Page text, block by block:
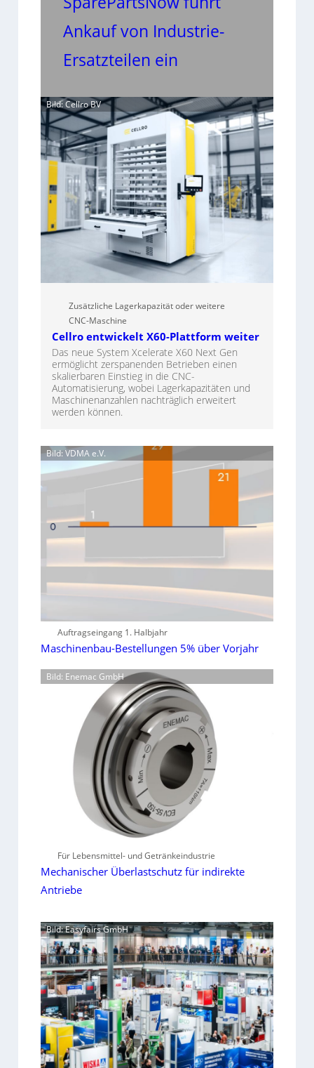
Ankauf von Industrie-
Ersatzteilen ein
Bild: Cellro BV
Zusätzliche Lagerkapazität oder weitere
CNC-Maschine
Cellro entwickelt X60-Plattform weiter
Das neue System Xcelerate X60 Next Gen
ermöglicht zerspanenden Betrieben einen
skalierbaren Einstieg in die CNC-
Automatisierung, wobei Lagerkapazitäten und
Maschinenanzahlen nachträglich erweitert
werden können.
Bild: VDMA e.V.
Auftragseingang 1. Halbjahr
Maschinenbau-Bestellungen 5% über Vorjahr
Bild: Enemac GmbH
Für Lebensmittel- und Getränkeindustrie
Mechanischer Überlastschutz für indirekte
Antriebe
Bild: Easyfairs GmbH